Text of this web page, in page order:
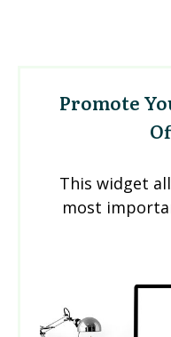
Promote
This widget
most